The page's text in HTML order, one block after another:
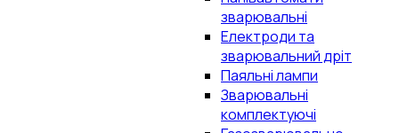
зварювальні
Електроди та
зварювальний дріт
Паяльні лампи
Зварювальні
комплектуючі